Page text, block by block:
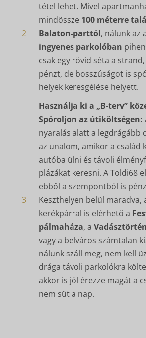
2
tétel lehet. Mivel
mindössze 100 méterre
Balaton-parttól, nálunk az
ingyenes parkolóban
csak egy rövid séta a
pénzt, de bosszúságot is
helyek keresgélése helyett.
3
Használja ki a „B-terv”
Spóroljon az útiköltségen:
nyaralás alatt a legdrágább
az unalom, amikor a család
autóba ülni és távoli
plázákat keresni. A Toldi68
ebből a szempontból is
Keszthelyen belül maradva,
kerékpárral is elérhető a
pálmaháza, a
vagy a belváros számtalan
nálunk száll meg, nem kell
drága távoli parkolókra
akkor is jól érezze magát a
nem süt a nap.